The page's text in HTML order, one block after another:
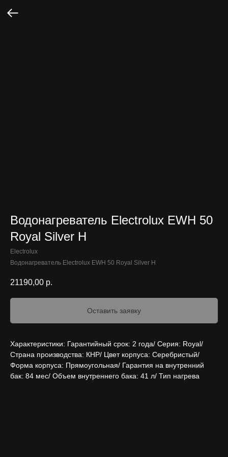
Водонагреватель Electrolux EWH 50
Royal Silver H
Electrolux
Водонагреватель Electrolux EWH 50 Royal Silver H
21190,00 р.
Оставить заявку
Характеристики: Гарантийный срок: 2 года/ Серия: Royal/
Страна производства: КНР/ Цвет корпуса: Серебристый/
Форма корпуса: Прямоугольная/ Гарантия на внутренний
бак: 84 мес/ Объем внутреннего бака: 41 л/ Тип нагрева